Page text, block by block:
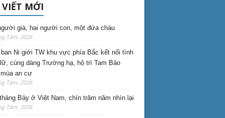
VIẾT MỚI
già, hai người con, một đứa cháu
Tám, 2026
ban Ni giới TW khu vực phía Bắc kết nối tình
cúng dàng Trường hạ, hộ trì Tam Bảo
an cư
Tám, 2026
Bảy ở Việt Nam, chín trăm năm nhìn lại
Tám, 2026